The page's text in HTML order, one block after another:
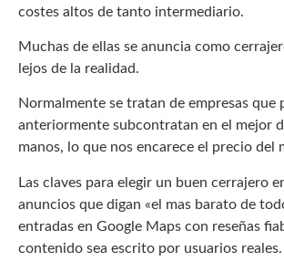
costes altos de tanto intermediario.
Muchas de ellas se anuncia como
lejos de la realidad.
Normalmente se tratan de empresas
anteriormente subcontratan en el mejor
manos, lo que nos encarece el precio del
Las claves para elegir un buen cerrajero
anuncios que digan «el mas barato de
entradas en Google Maps con reseñas
contenido sea escrito por usuarios reales.